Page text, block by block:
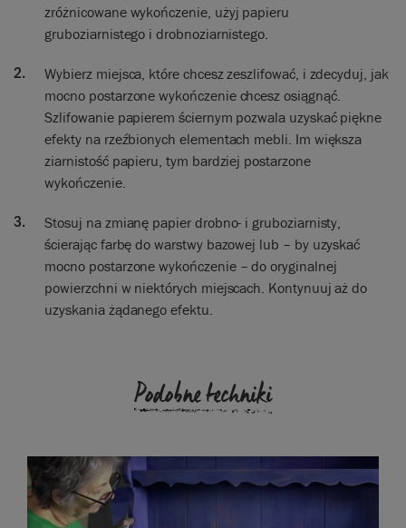
zróżnicowane wykończenie, użyj papieru
gruboziarnistego i drobnoziarnistego.
Wybierz miejsca, które chcesz zeszlifować, i zdecyduj, jak
mocno postarzone wykończenie chcesz osiągnąć.
Szlifowanie papierem ściernym pozwala uzyskać piękne
efekty na rzeźbionych elementach mebli. Im większa
ziarnistość papieru, tym bardziej postarzone
wykończenie.
Stosuj na zmianę papier drobno- i gruboziarnisty,
ścierając farbę do warstwy bazowej lub – by uzyskać
mocno postarzone wykończenie – do oryginalnej
powierzchni w niektórych miejscach. Kontynuuj aż do
uzyskania żądanego efektu.
Podobne techniki